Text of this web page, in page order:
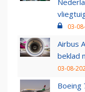
03-
Airbus
beklad
03-08-
Boeing